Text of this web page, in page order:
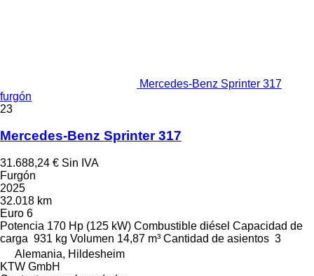
Mercedes-Benz Sprinter 317
furgón
23
Mercedes-Benz Sprinter 317
31.688,24 € Sin IVA
Furgón
2025
32.018 km
Euro 6
Potencia 170 Hp (125 kW) Combustible diésel Capacidad de
carga 931 kg Volumen 14,87 m³ Cantidad de asientos 3
Alemania, Hildesheim
KTW GmbH